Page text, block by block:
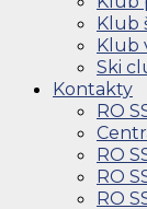
Klub
Klub
Ski
Kontakty
RO
RO
RO
RO